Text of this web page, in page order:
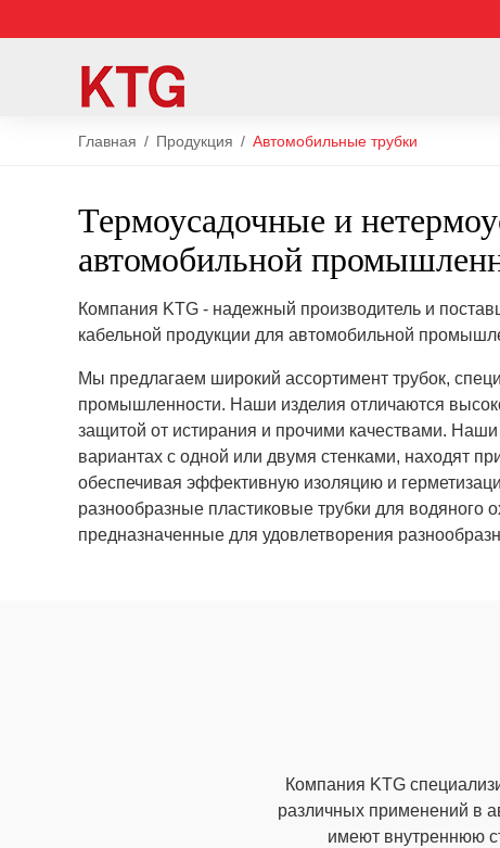
Главная Продукция Автомобильные трубки
Термоусадочные и
автомобильной
Компания KTG - надежный производитель и
кабельной продукции для автомобильной
Мы предлагаем широкий ассортимент трубок,
промышленности. Наши изделия отличаются
защитой от истирания и прочими качествами.
вариантах с одной или двумя стенками, находят
обеспечивая эффективную изоляцию и
разнообразные пластиковые трубки для
предназначенные для удовлетворения
Компания KTG
различных применений в
имеют внутреннюю